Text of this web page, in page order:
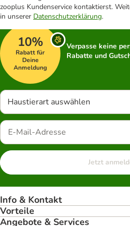
zooplus Kundenservice kontaktierst.
in unserer Datenschutzerklärung.
10%
Rabatt für
Deine
Anmeldung
Verpasse keine
Rabatte und
Haustierart auswählen
Jetzt
Info & Kontakt
Vorteile
Angebote & Services